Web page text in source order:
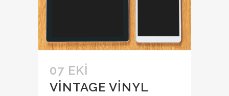
07 EKI
VINTAGE VINYL